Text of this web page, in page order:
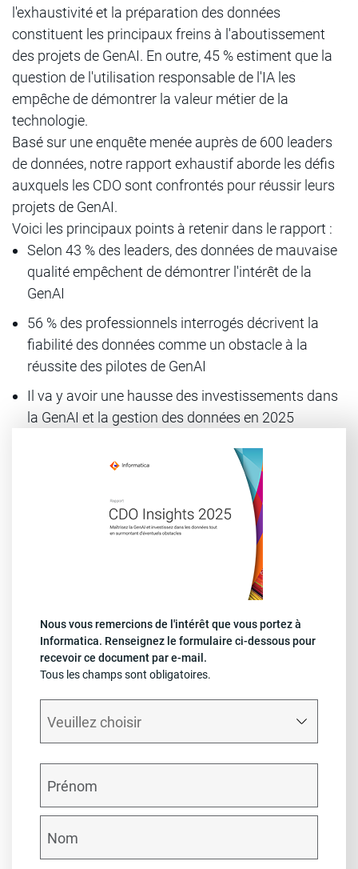
l'exhaustivité et la préparation des données
constituent les principaux freins à l'aboutissement
des projets de GenAI. En outre, 45 % estiment que la
question de l'utilisation responsable de l'IA les
empêche de démontrer la valeur métier de la
technologie.
Basé sur une enquête menée auprès de 600 leaders
de données, notre rapport exhaustif aborde les défis
auxquels les CDO sont confrontés pour réussir leurs
projets de GenAI.
Voici les principaux points à retenir dans le rapport :
Selon 43 % des leaders, des données de mauvaise
qualité empêchent de démontrer l'intérêt de la
GenAI
56 % des professionnels interrogés décrivent la
fiabilité des données comme un obstacle à la
réussite des pilotes de GenAI
Il va y avoir une hausse des investissements dans
la GenAI et la gestion des données en 2025
Nous vous remercions de l'intérêt que vous portez à
Informatica. Renseignez le formulaire ci-dessous pour
recevoir ce document par e-mail.
Tous les champs sont obligatoires.